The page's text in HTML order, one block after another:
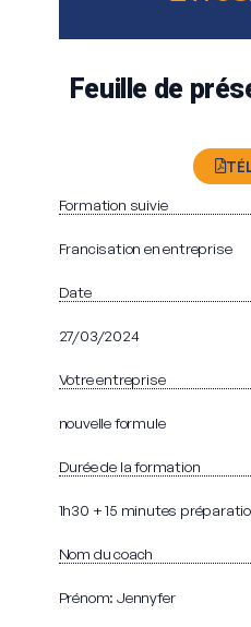
Feuille de
Formation suivie
Francisation en entreprise
Date
27/03/2024
Votre entreprise
nouvelle formule
Durée de la formation
1h30 + 15 minutes
Nom du coach
Prénom: Jennyfer